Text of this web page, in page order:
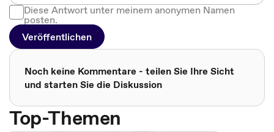
Diese Antwort unter meinem anonymen Namen
posten.
Veröffentlichen
Noch keine Kommentare - teilen Sie Ihre Sicht
und starten Sie die Diskussion
Top-Themen